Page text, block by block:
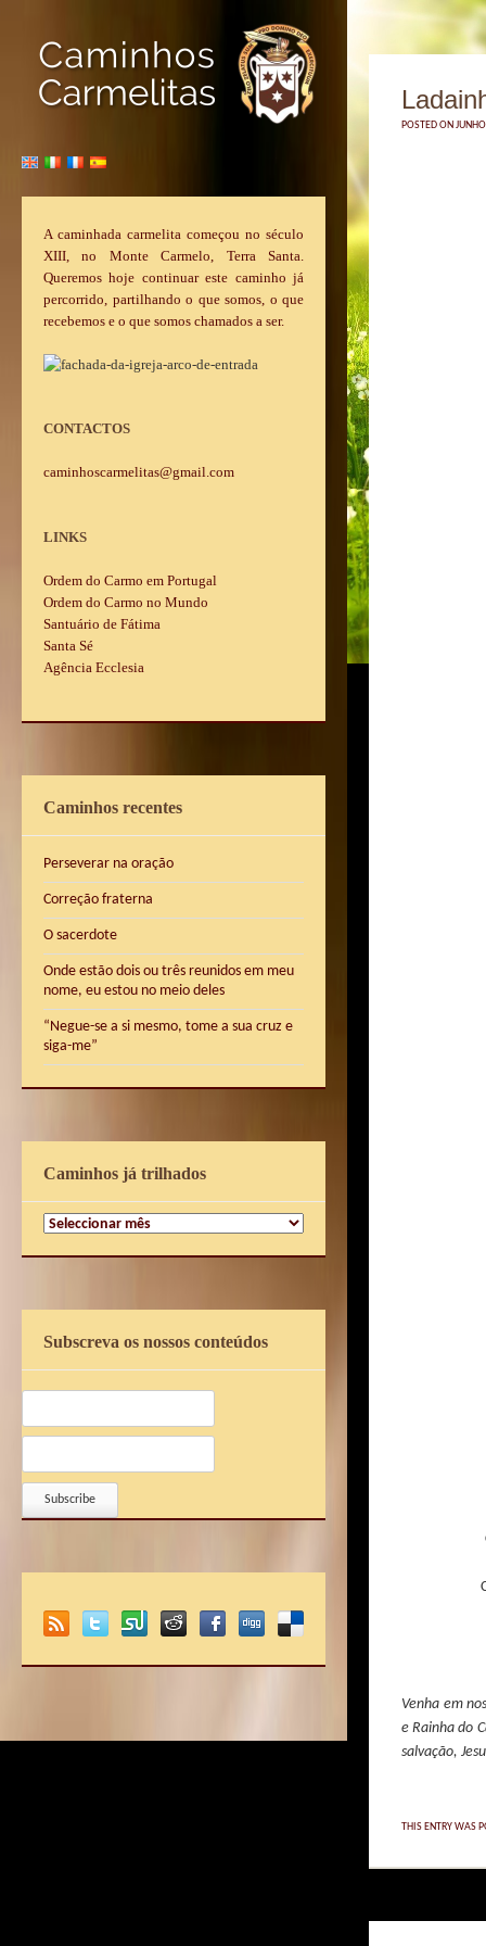
A caminhada carmelita começou no século
XIII, no Monte Carmelo, Terra Santa.
Queremos hoje continuar este caminho já
percorrido, partilhando o que somos, o que
recebemos e o que somos chamados a ser.
CONTACTOS
caminhoscarmelitas@gmail.com
LINKS
Ordem do Carmo em Portugal
Ordem do Carmo no Mundo
Santuário de Fátima
Santa Sé
Agência Ecclesia
Caminhos recentes
Perseverar na oração
Correção fraterna
O sacerdote
Onde estão dois ou três reunidos em meu
nome, eu estou no meio deles
“Negue-se a si mesmo, tome a sua cruz e
siga-me”
Caminhos já trilhados
Caminhos
Subscreva os nossos conteúdos
POSTED ON
Venha em
e Rainha do
salvação,
THIS ENTRY WAS